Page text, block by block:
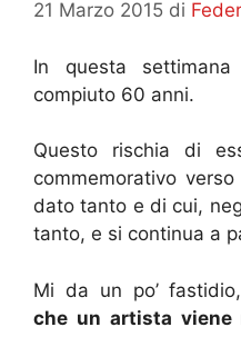
21 Marzo 2015 di
In questa settimana
compiuto 60 anni.
Questo rischia di
commemorativo
dato tanto e di cui,
tanto, e si continua a
Mi da un po’
che un artista viene